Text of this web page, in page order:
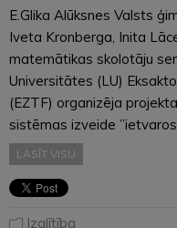
E.Glika Alūksnes Valsts
Iveta Kronberga, Inita
matemātikas skolotāju
Universitātes (LU)
(EZTF) organizēja
sistēmas izveide
LASĪT VISU
Izglītība